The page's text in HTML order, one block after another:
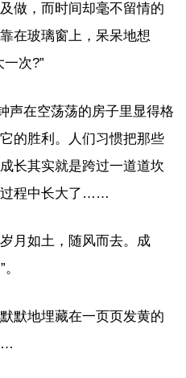
做，而时间却毫不留情的
在玻璃窗上，呆呆地想
次?”
在空荡荡的房子里显得格
的胜利。人们习惯把那些
长其实就是跨过一道道坎
过程中长大了……
月如土，随风而去。成
默地埋藏在一页页发黄的